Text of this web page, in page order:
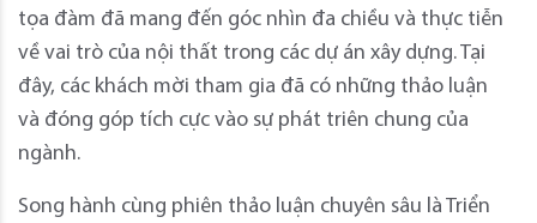
tọa đàm đã mang đến góc nhìn đa chiều và thực tiễn
về vai trò của nội thất trong các dự án xây dựng. Tại
đây, các khách mời tham gia đã có những thảo luận
và đóng góp tích cực vào sự phát triên chung của
ngành.
Song hành cùng phiên thảo luận chuyên sâu là Triển